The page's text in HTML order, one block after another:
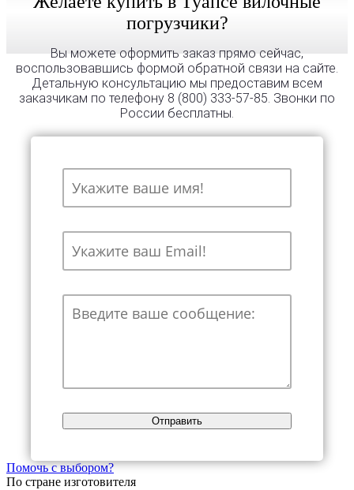
погрузчики?
Вы можете оформить заказ прямо сейчас,
воспользовавшись формой обратной связи на сайте.
Детальную консультацию мы предоставим всем
заказчикам по телефону 8 (800) 333-57-85. Звонки по
России бесплатны.
Помочь с выбором?
По стране изготовителя